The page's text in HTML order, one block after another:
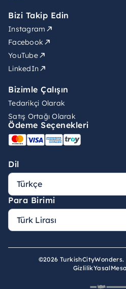
Bizi Takip Edin
Instagram
Facebook
YouTube
LinkedIn
Bizimle Çalışın
Tedarikçi Olarak
Satış Ortağı Olarak
Ödeme Seçenekleri
Dil
Para Birimi
©2026 TurkishCityWonders.
GizlilikYasal